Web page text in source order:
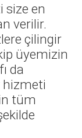
size en
verilir.
çilingir
üyemizin
da
hizmeti
tüm